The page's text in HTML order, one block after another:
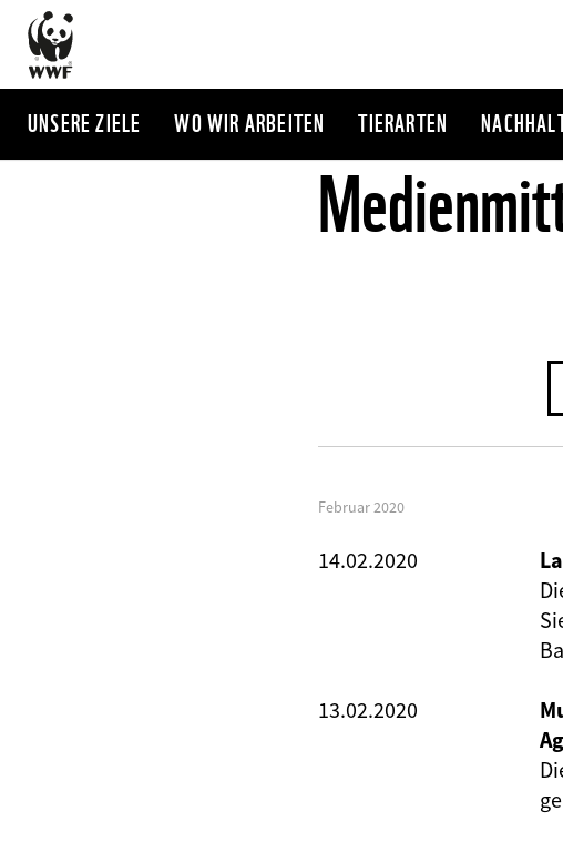
Direkt
zum
Inhalt
UNSERE ZIELE WO WIR ARBEITEN TIERARTEN
Februar 2020
14.02.2020
13.02.2020